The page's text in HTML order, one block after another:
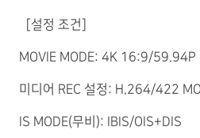
［설정 조건］
MOVIE MODE: 4K 16:9/59.94P
미디어 REC 설정: H.264/422
IS MODE(무비): IBIS/OIS+DIS